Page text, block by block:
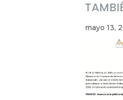
mayo 13,